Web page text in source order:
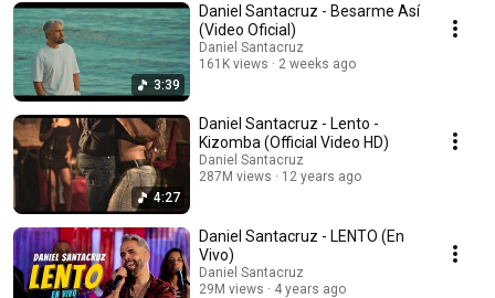
3:39
Daniel Santacruz - Besarme Así
(Video Oficial)
Daniel Santacruz
161K views
2 weeks ago
4:27
Daniel Santacruz - Lento -
Kizomba (Official Video HD)
Daniel Santacruz
287M views
12 years ago
Daniel Santacruz - LENTO (En
Vivo)
Daniel Santacruz
29M views
4 years ago